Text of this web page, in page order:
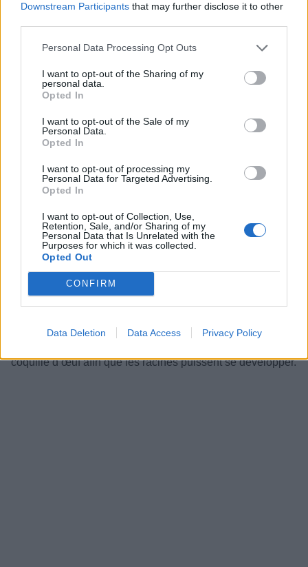
Downstream Participants that may further disclose it to other
Personal Data Processing Opt Outs
I want to opt-out of the Sharing of my
personal data.
Opted In
I want to opt-out of the Sale of my
Personal Data.
Opted In
I want to opt-out of processing my
Personal Data for Targeted Advertising.
Opted In
I want to opt-out of Collection, Use,
Retention, Sale, and/or Sharing of my
Personal Data that Is Unrelated with the
Purposes for which it was collected.
Opted Out
CONFIRM
Data Deletion Data Access Privacy Policy
4. Tomates en fleurs : En plaçant la coquille d’oeuf sous
les tomates, les poivrons, les courgettes et les courges, la
libération lente de calcium évitera les légumes de pourrir,
une carence en calcium, écrit Migardener.
5. Petits pots : La coquille d’œuf convient aussi
mettez-la dans un carton, avec de la terre et des pousses
coquille d’œuf afin que les racines puissent se développer.